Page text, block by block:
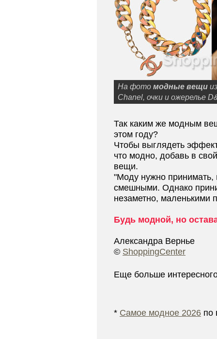
На фото модные вещи
Chanel, очки и ожерелье
Так каким же модным
этом году?
Чтобы выглядеть
что модно, добавь в
вещи.
"Моду нужно принимать,
смешными. Однако
незаметно, маленькими
Будь модной, но
Александра Вернье
© ShoppingCenter
Еще больше
* Самое модное 2026 по